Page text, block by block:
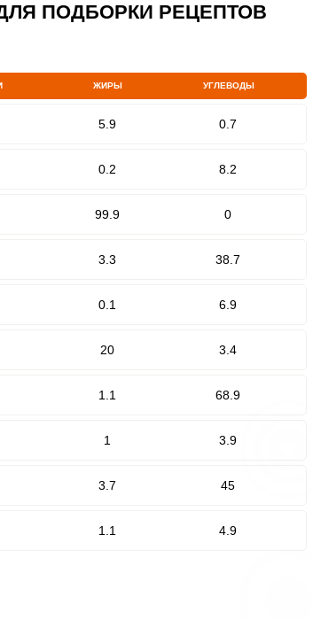
ПОДБОРКИ РЕЦЕПТОВ
ЖИРЫ УГЛЕВОДЫ
5.9 0.7
0.2 8.2
99.9 0
3.3 38.7
0.1 6.9
20 3.4
1.1 68.9
1 3.9
3.7 45
1.1 4.9